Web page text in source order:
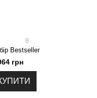
8
Bestseller
грн